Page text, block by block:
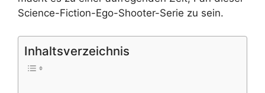
Science-Fiction-Ego-Shooter-Serie zu sein.
Inhaltsverzeichnis